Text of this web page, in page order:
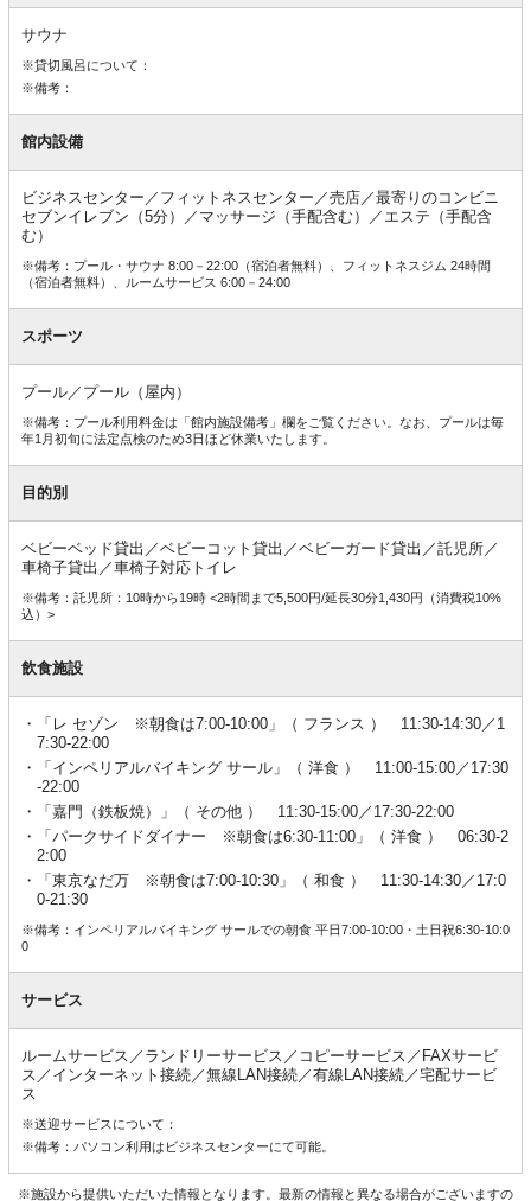
サウナ
※貸切風呂について：
※備考：
館内設備
ビジネスセンター／フィットネスセンター／売店／最寄りのコンビニ
セブンイレブン（5分）／マッサージ（手配含む）／エステ（手配含
む）
※備考：プール・サウナ 8:00－22:00（宿泊者無料）、フィットネスジム 24時間
（宿泊者無料）、ルームサービス 6:00－24:00
スポーツ
プール／プール（屋内）
※備考：プール利用料金は「館内施設備考」欄をご覧ください。なお、プールは毎
年1月初旬に法定点検のため3日ほど休業いたします。
目的別
ベビーベッド貸出／ベビーコット貸出／ベビーガード貸出／託児所／
車椅子貸出／車椅子対応トイレ
※備考：託児所：10時から19時 <2時間まで5,500円/延長30分1,430円（消費税10%
込）>
飲食施設
「レ セゾン ※朝食は7:00-10:00」（ フランス ） 11:30-14:30／1
7:30-22:00
「インペリアルバイキング サール」（ 洋食 ） 11:00-15:00／17:30
-22:00
「嘉門（鉄板焼）」（ その他 ） 11:30-15:00／17:30-22:00
「パークサイドダイナー ※朝食は6:30-11:00」（ 洋食 ） 06:30-2
2:00
「東京なだ万 ※朝食は7:00-10:30」（ 和食 ） 11:30-14:30／17:0
0-21:30
※備考：インペリアルバイキング サールでの朝食 平日7:00-10:00・土日祝6:30-10:0
0
サービス
ルームサービス／ランドリーサービス／コピーサービス／FAXサービ
ス／インターネット接続／無線LAN接続／有線LAN接続／宅配サービ
ス
※送迎サービスについて：
※備考：パソコン利用はビジネスセンターにて可能。
※施設から提供いただいた情報となります。最新の情報と異なる場合がございますの